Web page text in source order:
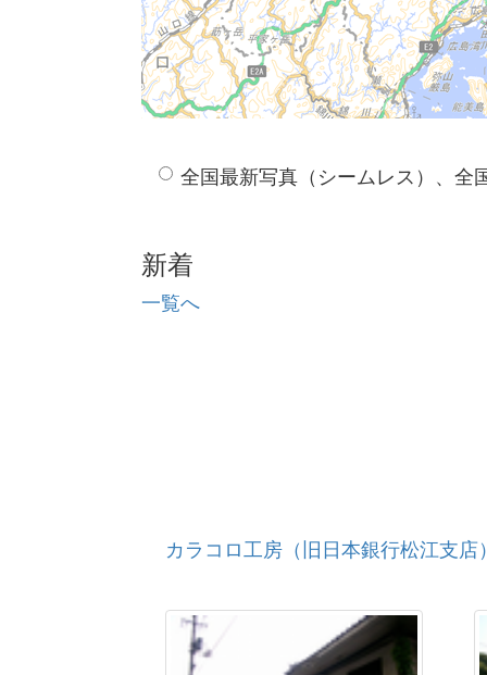
全国最新写真（シームレス）、全
新着
一覧へ
カラコロ工房（旧日本銀行松江支店